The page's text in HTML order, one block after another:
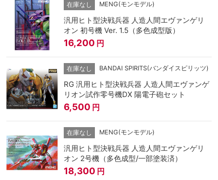
在庫なし MENG(モンモデル)
汎用ヒト型決戦兵器 人造人間エヴァンゲリ
オン 初号機 Ver. 1.5（多色成型版）
16,200 円
在庫なし BANDAI SPIRITS(バンダイスピリッツ)
RG 汎用ヒト型決戦兵器 人造人間エヴァンゲ
リオン試作零号機DX 陽電子砲セット
6,500 円
在庫なし MENG(モンモデル)
汎用ヒト型決戦兵器 人造人間エヴァンゲリ
オン 2号機（多色成型/一部塗装済）
18,300 円